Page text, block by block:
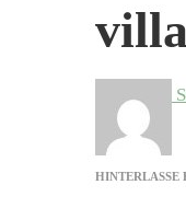
HINTERLASSE